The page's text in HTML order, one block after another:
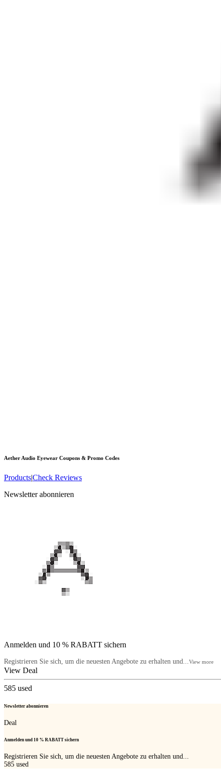
Aether Audio Eyewear Coupons & Promo Codes
Products|Check Reviews
Newsletter abonnieren
Anmelden und 10 % RABATT sichern
Registrieren Sie sich, um die neuesten Angebote zu erhalten und...View more
View Deal
585 used
Newsletter abonnieren
Deal
Anmelden und 10 % RABATT sichern
Registrieren Sie sich, um die neuesten Angebote zu erhalten und...
585 used